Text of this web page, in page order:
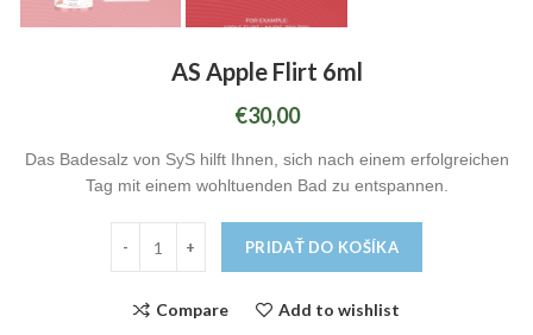
AS Apple Flirt 6ml
€30,00
Das Badesalz von SyS hilft Ihnen, sich nach einem erfolgreichen
Tag mit einem wohltuenden Bad zu entspannen.
PRIDAŤ DO KOŠÍKA
Compare Add to wishlist